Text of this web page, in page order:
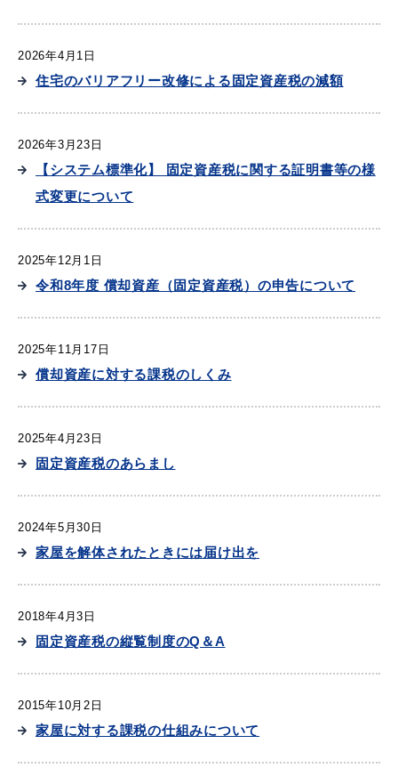
観光・飲食
場面から探す
妊娠・出産 子育て
教育
引っ越し・住まい
目的から探す
2026年4月1日
住宅のバリアフリー改修による固定資産税の減額
2026年3月23日
【システム標準化】 固定資産税に関する証明書等の様
式変更について
2025年12月1日
令和8年度 償却資産（固定資産税）の申告について
2025年11月17日
償却資産に対する課税のしくみ
2025年4月23日
固定資産税のあらまし
2024年5月30日
家屋を解体されたときには届け出を
2018年4月3日
固定資産税の縦覧制度のQ＆A
2015年10月2日
家屋に対する課税の仕組みについて